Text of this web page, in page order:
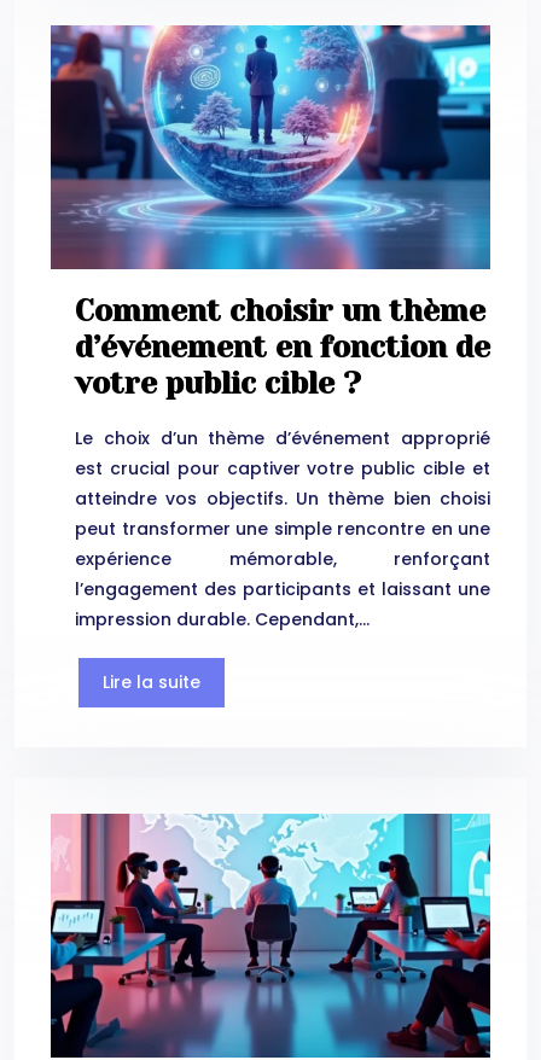
Comment choisir un thème
d’événement en fonction de
votre public cible ?
Le choix d’un thème d’événement approprié
est crucial pour captiver votre public cible et
atteindre vos objectifs. Un thème bien choisi
peut transformer une simple rencontre en une
expérience mémorable, renforçant
l’engagement des participants et laissant une
impression durable. Cependant,…
Lire la suite